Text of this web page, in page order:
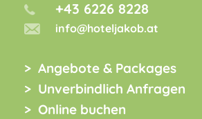
+43 6226 8228
info@hoteljakob.at
Angebote & Packages
Unverbindlich Anfragen
Online buchen